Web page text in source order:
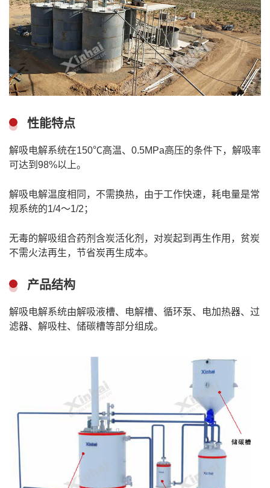
性能特点
解吸电解系统在150℃高温、0.5MPa高压的条件下，解吸率
可达到98%以上。
解吸电解温度相同，不需换热，由于工作快速，耗电量是常
规系统的1/4～1/2；
无毒的解吸组合药剂含炭活化剂，对炭起到再生作用，贫炭
不需火法再生，节省炭再生成本。
产品结构
解吸电解系统由解吸液槽、电解槽、循环泵、电加热器、过
滤器、解吸柱、储碳槽等部分组成。